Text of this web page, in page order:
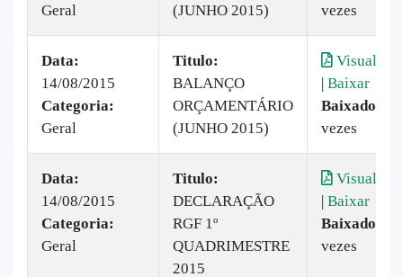
Geral
(JUNHO 2015)
vezes
Data:
14/08/2015
Categoria:
Geral
Titulo:
BALANÇO
ORÇAMENTÁRIO
(JUNHO 2015)
Visualizar
| Baixar
Baixado:
vezes
Data:
14/08/2015
Categoria:
Geral
Titulo:
DECLARAÇÃO
RGF 1º
QUADRIMESTRE
2015
Visualizar
| Baixar
Baixado:
vezes